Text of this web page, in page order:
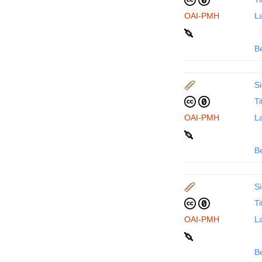
OAI-PMH
OAI-PMH
OAI-PMH